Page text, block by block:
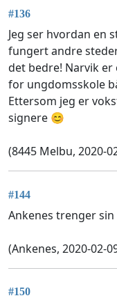
#136
Jeg ser hvordan en
fungert andre
det bedre! Narvik er
for ungdomsskole
Ettersom jeg er
signere 😊
(8445 Melbu, 2020-
#144
Ankenes trenger sin
(Ankenes, 2020-02-
#150